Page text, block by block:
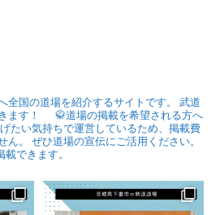
全国の道場を紹介するサイトです。
武道
ます！
🥋道場の掲載を希望される方へ
たい気持ちで運営しているため、掲載費
ん。
ぜひ道場の宣伝にご活用ください。
できます。